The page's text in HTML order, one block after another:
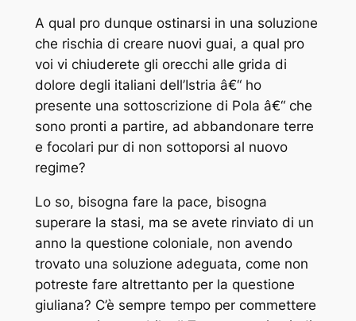
A qual pro dunque ostinarsi in una soluzione
che rischia di creare nuovi guai, a qual pro
voi vi chiuderete gli orecchi alle grida di
dolore degli italiani dell’Istria â€“ ho
presente una sottoscrizione di Pola â€“ che
sono pronti a partire, ad abbandonare terre
e focolari pur di non sottoporsi al nuovo
regime?
Lo so, bisogna fare la pace, bisogna
superare la stasi, ma se avete rinviato di un
anno la questione coloniale, non avendo
trovato una soluzione adeguata, come non
potreste fare altrettanto per la questione
giuliana? C’è sempre tempo per commettere